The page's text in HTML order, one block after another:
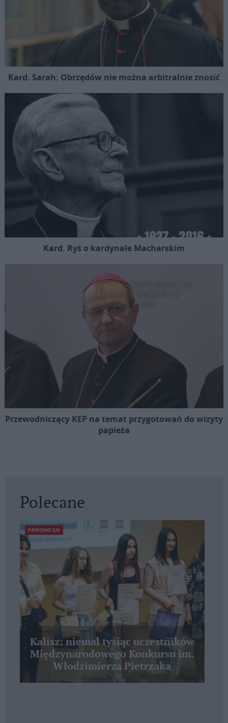
Kard. Sarah: Obrzędów nie można arbitralnie znosić
Kard. Ryś o kardynale Macharskim
Przewodniczący KEP na temat przygotowań do wizyty
papieża
Polecane
PATRONAT KAI
Kalisz: niemal tysiąc uczestników
Międzynarodowego Konkursu im.
Włodzimierza Pietrzaka